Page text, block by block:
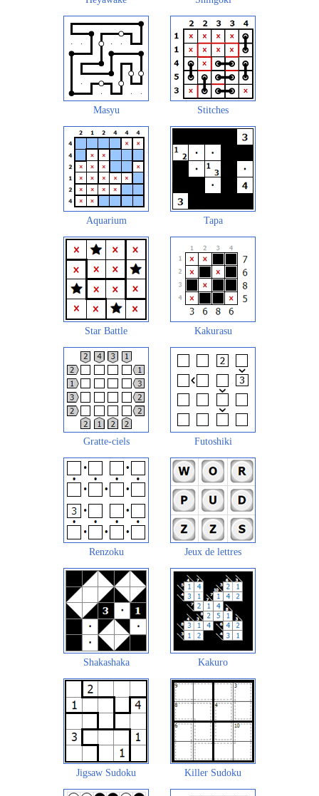
Masyu Stitches
Aquarium Tapa
Star Battle Kakurasu
Gratte-ciels Futoshiki
Renzoku Jeux de lettres
Shakashaka Kakuro
Jigsaw Sudoku Killer Sudoku